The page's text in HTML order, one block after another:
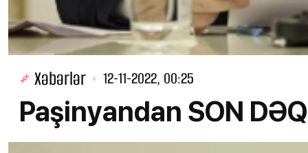
Xəbərlər 12-11-2022, 00:25
Paşinyandan SON